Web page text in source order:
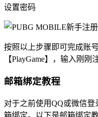
设置密码
按照以上步骤即可完成账
【PlayGame】，输入刚
邮箱绑定教程
对于之前使用QQ或微信
箱绑定。以下是邮箱绑定教